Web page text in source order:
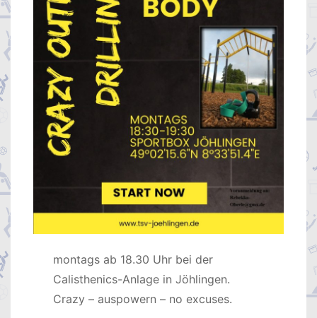
montags ab 18.30 Uhr bei der
Calisthenics-Anlage in Jöhlingen.
Crazy – auspowern – no excuses.